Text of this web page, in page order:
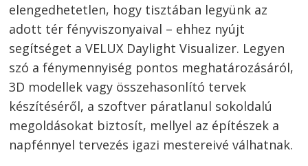
elengedhetetlen, hogy tisztában legyünk az
adott tér fényviszonyaival – ehhez nyújt
segítséget a VELUX Daylight Visualizer. Legyen
szó a fénymennyiség pontos meghatározásáról,
3D modellek vagy összehasonlító tervek
készítéséről, a szoftver páratlanul sokoldalú
megoldásokat biztosít, mellyel az építészek a
napfénnyel tervezés igazi mestereivé válhatnak.